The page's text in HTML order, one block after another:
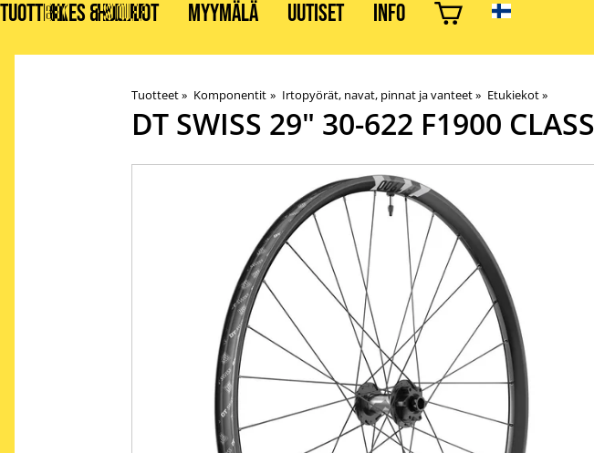
TUOTTEET HUOLLOT MYYMÄLÄ UUTISET INFO
BIKES & STUFF
Tuotteet‪» Komponentit ‪» Irtopyörät, navat, pinnat ja vanteet‪» Etukiekot‪»
DT SWISS 29" 30-622 F1900